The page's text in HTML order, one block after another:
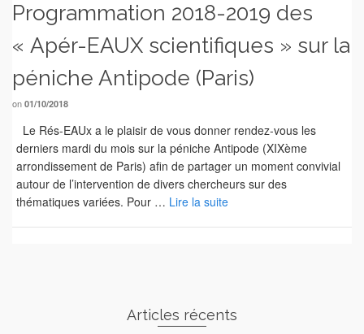
Programmation 2018-2019 des
« Apér-EAUX scientifiques » sur la
péniche Antipode (Paris)
on 01/10/2018
Le Rés-EAUx a le plaisir de vous donner rendez-vous les
derniers mardi du mois sur la péniche Antipode (XIXème
arrondissement de Paris) afin de partager un moment convivial
autour de l’intervention de divers chercheurs sur des
thématiques variées. Pour … Lire la suite
Articles récents